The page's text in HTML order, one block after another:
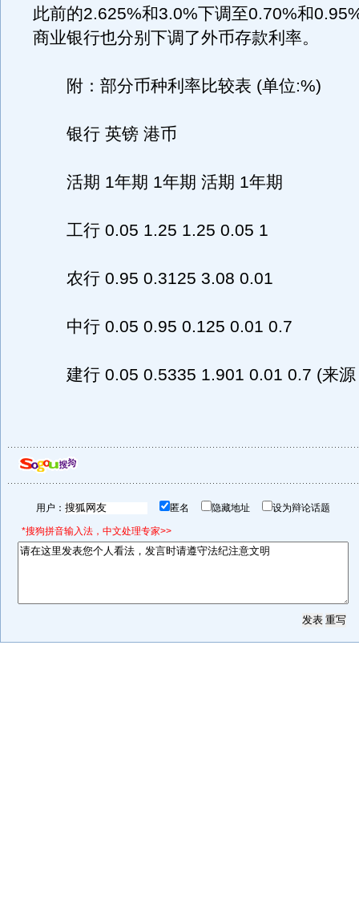
此前的2.625%和3.0%下调至0.70%和
商业银行也分别下调了外币存款利率。
附：部分币种利率比较表 (单位:%)
银行 英镑 港币
活期 1年期 1年期 活期 1年期
工行 0.05 1.25 1.25 0.05 1
农行 0.95 0.3125 3.08 0.01
中行 0.05 0.95 0.125 0.01 0.7
建行 0.05 0.5335 1.901 0.01 0.7 (来源
用户： 匿名 隐藏地址 设为辩论话题
*搜狗拼音输入法，中文处理专家>>